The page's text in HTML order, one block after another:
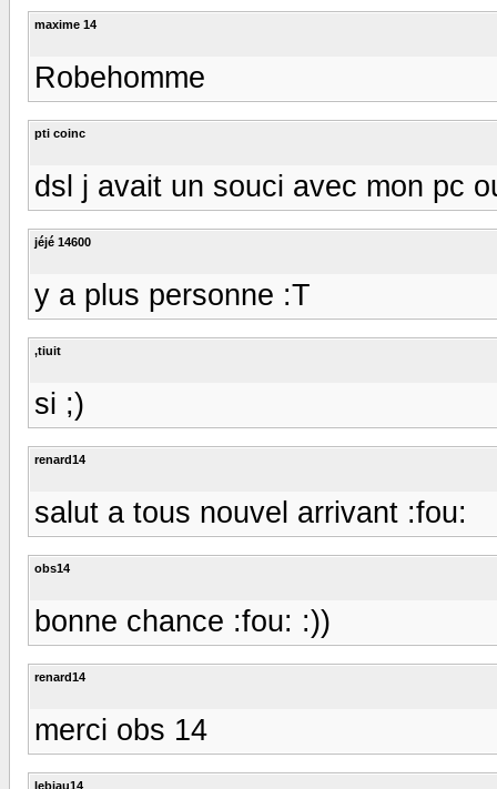
maxime 14
Robehomme
pti coinc
dsl j avait un souci avec mon pc
jéjé 14600
y a plus personne :T
,tiuit
si ;)
renard14
salut a tous nouvel arrivant :fou:
obs14
bonne chance :fou: :))
renard14
merci obs 14
lebiau14